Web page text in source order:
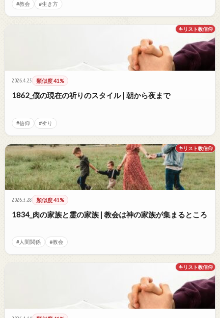
#教会 #生き方
キリスト教信仰
2026.4.25 類似度 41%
1862_僕の現在の祈りのスタイル | 朝から夜まで
#信仰 #祈り
キリスト教信仰
2026.3.28 類似度 41%
1834_肉の家族と霊の家族 | 教会は神の家族が集まるところ
#人間関係 #教会
キリスト教信仰